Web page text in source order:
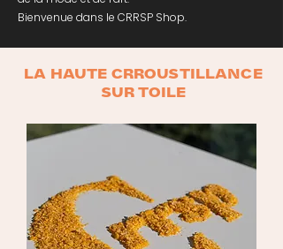
Bienvenue dans le CRRSP Shop.
LA HAUTE CRROUSTILLANCE
SUR TOILE